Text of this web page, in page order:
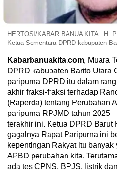
HERTOSI/KABAR BANUA KITA : H.
Ketua Sementara DPRD kabupaten
Kabarbanuakita.com, Muara
DPRD kabupaten Barito Utara
paripurna DPRD itu dalam
akhir fraksi-fraksi terhadap
(Raperda) tentang Perubahan
paripurna RPJMD tahun 2025
terakhir ini. Ketua DPRD Barut
gagalnya Rapat Paripurna ini
kepentingan Rakyat itu
APBD perubahan kita.
ada tes CPNS, BPJS, listrik